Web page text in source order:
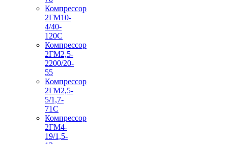
Компрессор
2ГМ10-
4/40-
120С
Компрессор
2ГМ2,5-
2200/20-
55
Компрессор
2ГМ2,5-
5/1,7-
71С
Компрессор
2ГМ4-
19/1,5-